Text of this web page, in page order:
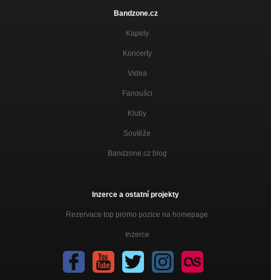
Bandzone.cz
Kapely
Koncerty
Videa
Fanoušci
Kluby
Soutěže
Bandzone.cz blog
Inzerce a ostatní projekty
Rezervace top promo pozice na homepage
Inzerce